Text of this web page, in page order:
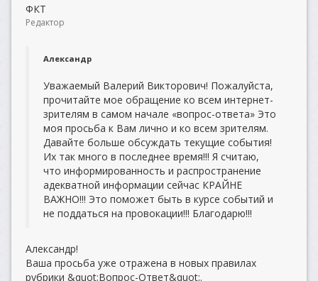
ФКТ
Редактор
Александр
Уважаемый Валерий Викторович! Пожалуйста,
прочитайте мое обращение ко всем интернет-
зрителям в самом начале «вопрос-ответа» Это
моя просьба к Вам лично и ко всем зрителям.
Давайте больше обсуждать текущие события!
Их так много в последнее время!!! Я считаю,
что информированность и распространение
адекватной информации сейчас КРАЙНЕ
ВАЖНО!!! Это поможет быть в курсе событий и
не поддаться на провокации!!! Благодарю!!!
Александр!
Ваша просьба уже отражена в новых правилах
рубрики &quot;Вопрос-Ответ&quot;.